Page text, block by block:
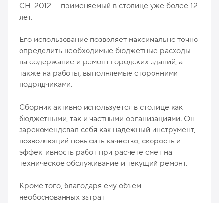
СН-2012 — применяемый в столице уже более 12
лет.
Его использование позволяет максимально точно
определить необходимые бюджетные расходы
на содержание и ремонт городских зданий, а
также на работы, выполняемые сторонними
подрядчиками.
Сборник активно используется в столице как
бюджетными, так и частными организациями. Он
зарекомендовал себя как надежный инструмент,
позволяющий повысить качество, скорость и
эффективность работ при расчете смет на
техническое обслуживание и текущий ремонт.
Кроме того, благодаря ему объем
необоснованных затрат